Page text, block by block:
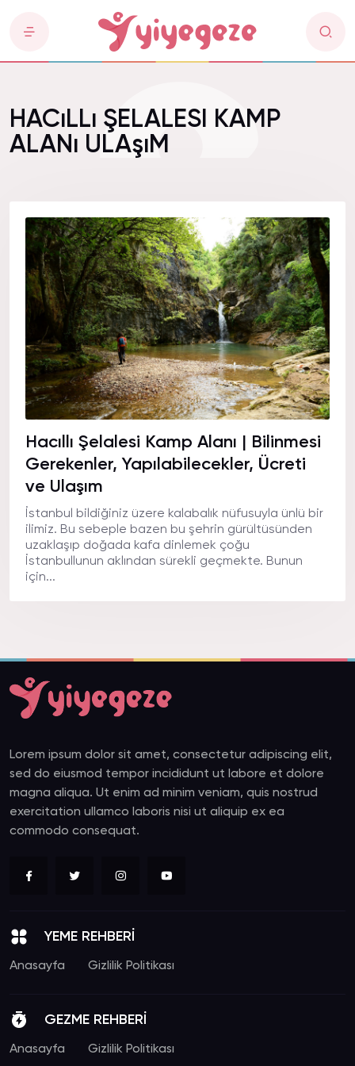
HACıLLı ŞELALESI KAMP
ALANı ULAşıM
Hacıllı Şelalesi Kamp Alanı | Bilinmesi
Gerekenler, Yapılabilecekler, Ücreti
ve Ulaşım
İstanbul bildiğiniz üzere kalabalık nüfusuyla ünlü bir
ilimiz. Bu sebeple bazen bu şehrin gürültüsünden
uzaklaşıp doğada kafa dinlemek çoğu
İstanbullunun aklından sürekli geçmekte. Bunun
için...
Lorem ipsum dolor sit amet, consectetur adipiscing elit,
sed do eiusmod tempor incididunt ut labore et dolore
magna aliqua. Ut enim ad minim veniam, quis nostrud
exercitation ullamco laboris nisi ut aliquip ex ea
commodo consequat.
YEME REHBERİ
Anasayfa Gizlilik Politikası
GEZME REHBERİ
Anasayfa Gizlilik Politikası